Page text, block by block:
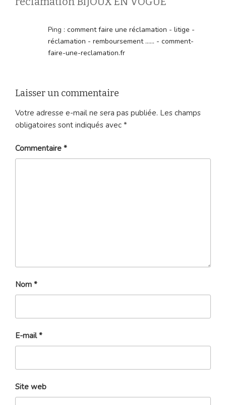
Ping : comment faire une réclamation - litige -
réclamation - remboursement ...... - comment-
faire-une-reclamation.fr
Laisser un commentaire
Votre adresse e-mail ne sera pas publiée. Les champs
obligatoires sont indiqués avec *
Commentaire *
Nom *
E-mail*
Site web